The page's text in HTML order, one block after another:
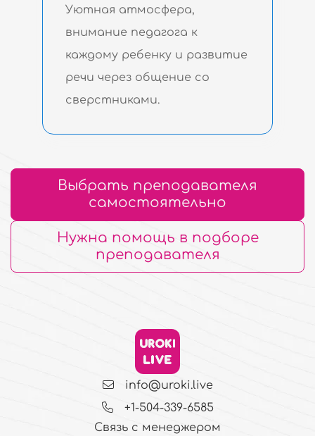
Уютная атмосфера,
внимание педагога к
каждому ребенку и развитие
речи через общение со
сверстниками.
Выбрать преподавателя
самостоятельно
Нужна помощь в подборе
преподавателя
info@uroki.live
+1-504-339-6585
Связь с менеджером